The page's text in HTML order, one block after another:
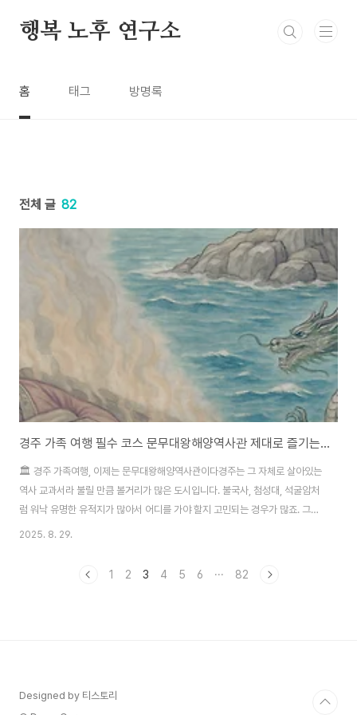
행복 노후 연구소
홈 태그 방명록
전체 글 82
경주 가족 여행 필수 코스 문무대왕해양역사관 제대로 즐기는 방법
🏛️ 경주 가족여행, 이제는 문무대왕해양역사관이다경주는 그 자체로 살아있는
역사 교과서라 불릴 만큼 볼거리가 많은 도시입니다. 불국사, 첨성대, 석굴암처
럼 워낙 유명한 유적지가 많아서 어디를 가야 할지 고민되는 경우가 많죠. 그런
데 2025년, 경주에 새로운 역사 명소가 문을 엽니다. 바로 문무대왕해양역사
드디어 개관!2025년, 경주에 문무대왕해양역사관이 새롭게 문을 엽니다. 사
2025. 8. 29.
1 2 3 4 5 6 ··· 82
Designed by 티스토리